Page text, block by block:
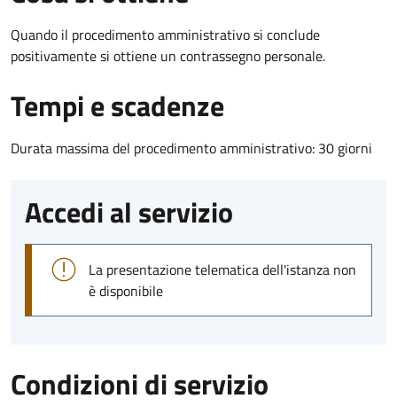
Quando il procedimento amministrativo si conclude
positivamente si ottiene un contrassegno personale.
Tempi e scadenze
Durata massima del procedimento amministrativo: 30 giorni
Accedi al servizio
La presentazione telematica dell'istanza non
è disponibile
Condizioni di servizio